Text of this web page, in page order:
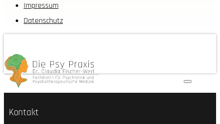
Impressum
Datenschutz
Kontakt